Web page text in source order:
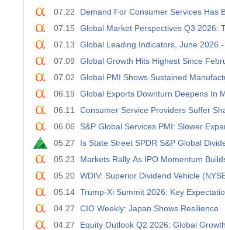
07.22
Demand For Consumer Services Has
07.15
Global Market Perspectives Q3 2026:
07.13
Global Leading Indicators, June 2026
07.09
Global Growth Hits Highest Since
07.02
Global PMI Shows Sustained
06.19
Global Exports Downturn Deepens In
06.11
Consumer Service Providers Suffer
06.06
S&P Global Services PMI: Slower
05.27
Is State Street SPDR S&P Global
05.23
Markets Rally As IPO Momentum
05.20 WDIV: Superior Dividend Vehicle
05.14 Trump-Xi Summit 2026: Key
04.27
CIO Weekly: Japan Shows Resilience
04.27
Equity Outlook Q2 2026: Global